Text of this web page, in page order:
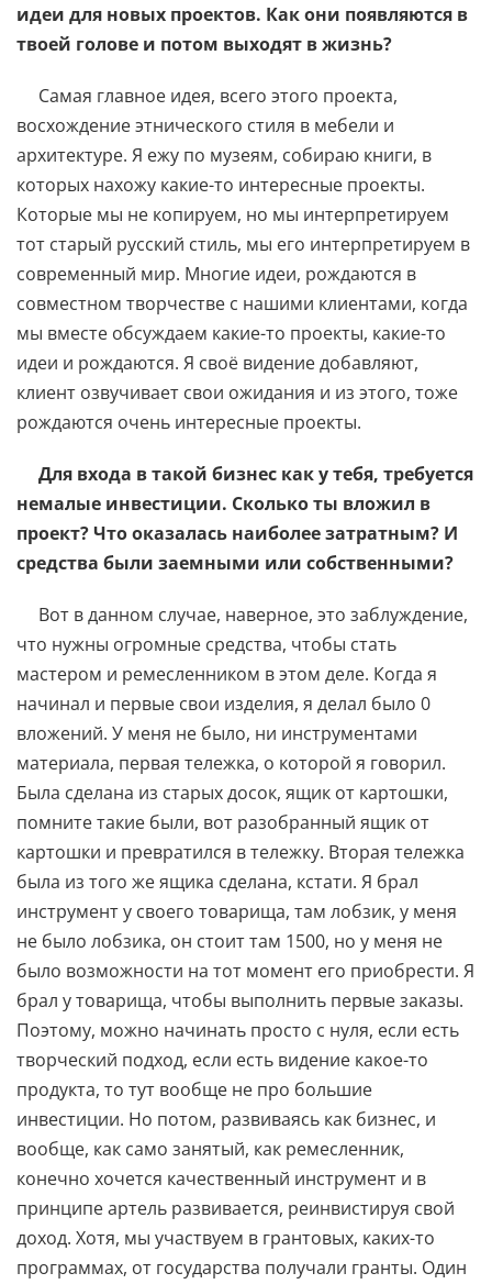
идеи для новых проектов. Как они появляются в
твоей голове и потом выходят в жизнь?
Самая главное идея, всего этого проекта,
восхождение этнического стиля в мебели и
архитектуре. Я ежу по музеям, собираю книги, в
которых нахожу какие-то интересные проекты.
Которые мы не копируем, но мы интерпретируем
тот старый русский стиль, мы его интерпретируем в
современный мир. Многие идеи, рождаются в
совместном творчестве с нашими клиентами, когда
мы вместе обсуждаем какие-то проекты, какие-то
идеи и рождаются. Я своё видение добавляют,
клиент озвучивает свои ожидания и из этого, тоже
рождаются очень интересные проекты.
Для входа в такой бизнес как у тебя, требуется
немалые инвестиции. Сколько ты вложил в
проект? Что оказалась наиболее затратным? И
средства были заемными или собственными?
Вот в данном случае, наверное, это заблуждение,
что нужны огромные средства, чтобы стать
мастером и ремесленником в этом деле. Когда я
начинал и первые свои изделия, я делал было 0
вложений. У меня не было, ни инструментами
материала, первая тележка, о которой я говорил.
Была сделана из старых досок, ящик от картошки,
помните такие были, вот разобранный ящик от
картошки и превратился в тележку. Вторая тележка
была из того же ящика сделана, кстати. Я брал
инструмент у своего товарища, там лобзик, у меня
не было лобзика, он стоит там 1500, но у меня не
было возможности на тот момент его приобрести. Я
брал у товарища, чтобы выполнить первые заказы.
Поэтому, можно начинать просто с нуля, если есть
творческий подход, если есть видение какое-то
продукта, то тут вообще не про большие
инвестиции. Но потом, развиваясь как бизнес, и
вообще, как само занятый, как ремесленник,
конечно хочется качественный инструмент и в
принципе артель развивается, реинвистируя свой
доход. Хотя, мы участвуем в грантовых, каких-то
программах, от государства получали гранты. Один